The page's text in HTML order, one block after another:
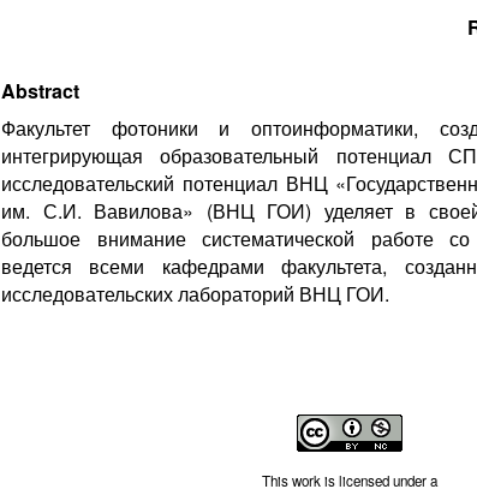
Abstract
Факультет фотоники и оптоинформатики,
интегрирующая образовательный
исследовательский потенциал ВНЦ
им. С.И. Вавилова» (ВНЦ ГОИ) уделяет в
большое внимание систематической работе
ведется всеми кафедрами факультета,
исследовательских лабораторий ВНЦ ГОИ.
This work is licensed under a